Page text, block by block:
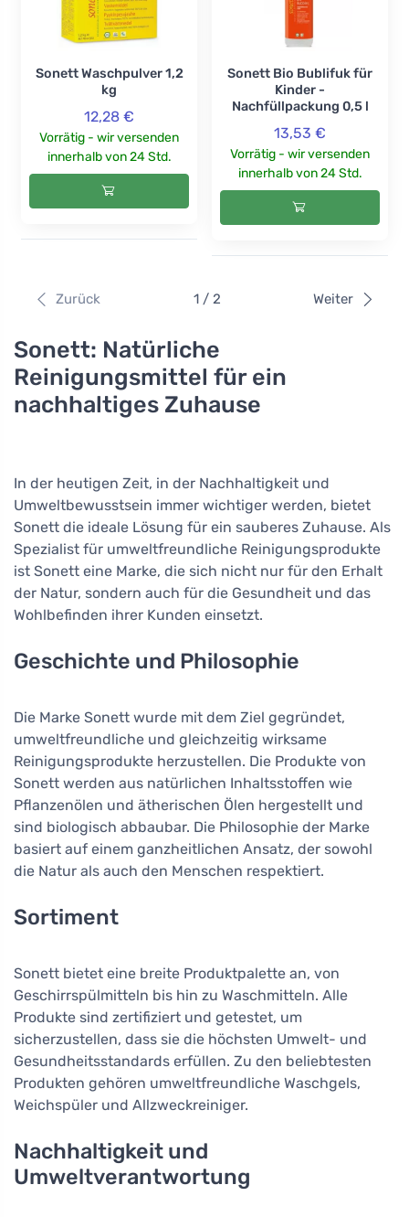
Sonett Waschpulver 1,2
kg
12,28 €
Vorrätig - wir versenden
innerhalb von 24 Std.
Sonett Bio Bublifuk für
Kinder -
Nachfüllpackung 0,5 l
13,53 €
Vorrätig - wir versenden
innerhalb von 24 Std.
Zurück 1 / 2 Weiter
Sonett: Natürliche
Reinigungsmittel für ein
nachhaltiges Zuhause
In der heutigen Zeit, in der Nachhaltigkeit und
Umweltbewusstsein immer wichtiger werden, bietet
Sonett die ideale Lösung für ein sauberes Zuhause. Als
Spezialist für umweltfreundliche Reinigungsprodukte
ist Sonett eine Marke, die sich nicht nur für den Erhalt
der Natur, sondern auch für die Gesundheit und das
Wohlbefinden ihrer Kunden einsetzt.
Geschichte und Philosophie
Die Marke Sonett wurde mit dem Ziel gegründet,
umweltfreundliche und gleichzeitig wirksame
Reinigungsprodukte herzustellen. Die Produkte von
Sonett werden aus natürlichen Inhaltsstoffen wie
Pflanzenölen und ätherischen Ölen hergestellt und
sind biologisch abbaubar. Die Philosophie der Marke
basiert auf einem ganzheitlichen Ansatz, der sowohl
die Natur als auch den Menschen respektiert.
Sortiment
Sonett bietet eine breite Produktpalette an, von
Geschirrspülmitteln bis hin zu Waschmitteln. Alle
Produkte sind zertifiziert und getestet, um
sicherzustellen, dass sie die höchsten Umwelt- und
Gesundheitsstandards erfüllen. Zu den beliebtesten
Produkten gehören umweltfreundliche Waschgels,
Weichspüler und Allzweckreiniger.
Nachhaltigkeit und
Umweltverantwortung